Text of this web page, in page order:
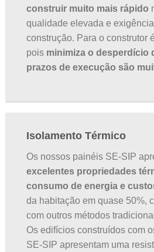
construir muito mais rápido
qualidade elevada e
construção. Para o construtor
pois minimiza o desperdício
prazos de execução são
Isolamento Térmico
Os nossos painéis SE-SIP
excelentes propriedades
consumo de energia e
da habitação em quase 50%,
com outros métodos
Os edifícios construídos com
SE-SIP apresentam uma